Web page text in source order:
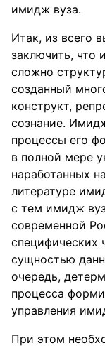
имидж вуза.
Итак, из всего
заключить, что
сложно
созданный
конструкт,
сознание.
процессы его
в полной мере
наработанных
литературе
с тем имидж
современной
специфических
сущностью
очередь,
процесса
управления
При этом